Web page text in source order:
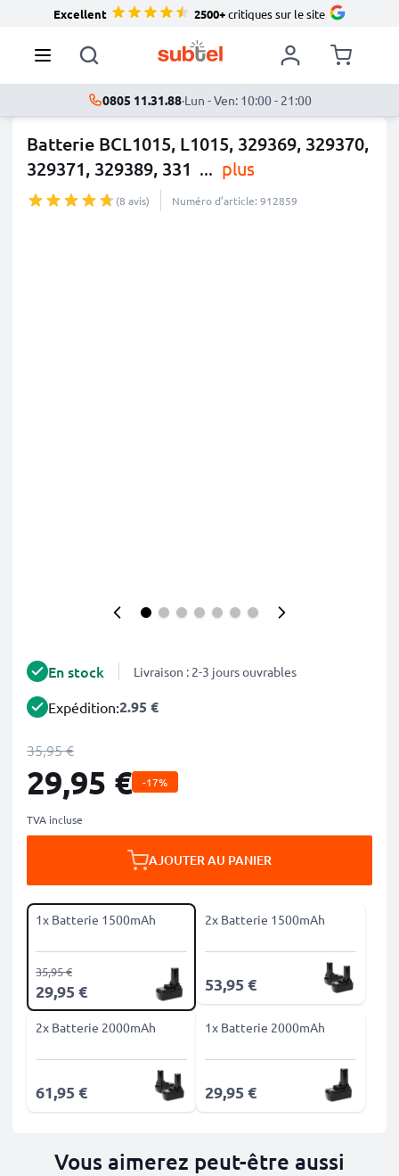
Excellent 2500+critiques sur le site
0805 11.31.88·Lun - Ven: 10:00 - 21:00
Batterie BCL1015, L1015, 329369, 329370,
329371, 329389, 331 ... plus
(8 avis) Numéro d’article: 912859
En stock Livraison : 2-3 jours ouvrables
Expédition:2.95 €
35,95 €
29,95 € -17%
TVA incluse
AJOUTER AU PANIER
1x Batterie 1500mAh
29,95 €
35,95 €
2x Batterie 1500mAh
53,95 €
2x Batterie 2000mAh
61,95 €
1x Batterie 2000mAh
29,95 €
Vous aimerez peut-être aussi